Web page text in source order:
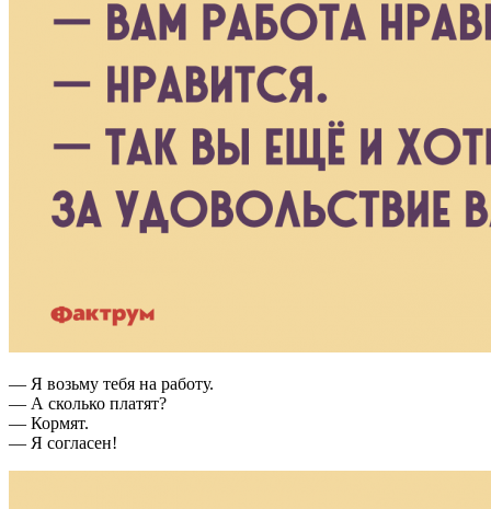
— Я возьму тебя на работу.
— А сколько платят?
— Кормят.
— Я согласен!